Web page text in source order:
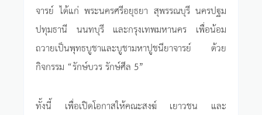
จารย์ ได้แก่ พระนครศรีอยุธยา สุพรรณบุรี นครปฐม
ปทุมธานี นนทบุรี และกรุงเทพมหานคร เพื่อน้อม
ถวายเป็นพุทธบูชาและบูชามหาปูชนียาจารย์ ด้วย
กิจกรรม “รักษ์บวร รักษ์ศีล 5”
ทั้งนี้ เพื่อเปิดโอกาสให้คณะสงฆ์ เยาวชน และ